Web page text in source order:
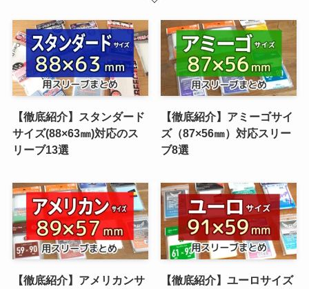
【徹底紹介】スタンダード
サイズ(88×63㎜)対応のス
リーブ13選
【徹底紹介】アミーゴサイ
ズ（87×56㎜）対応スリー
ブ8選
【徹底紹介】アメリカンサ
【徹底紹介】ユーロサイズ